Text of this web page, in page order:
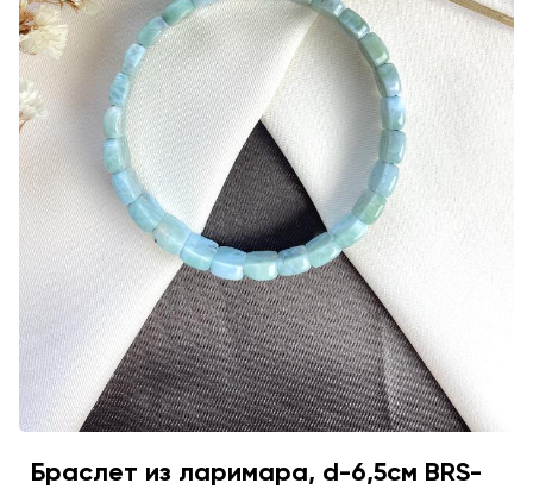
Браслет из ларимара, d-6,5см BRS-